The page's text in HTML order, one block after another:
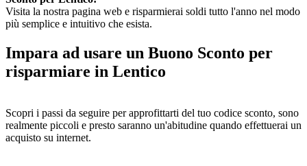
Visita la nostra pagina web e risparmierai soldi tutto l'anno nel modo
più semplice e intuitivo che esista.
Impara ad usare un Buono Sconto per
risparmiare in Lentico
Scopri i passi da seguire per approfittarti del tuo codice sconto, sono
realmente piccoli e presto saranno un'abitudine quando effettuerai un
acquisto su internet.